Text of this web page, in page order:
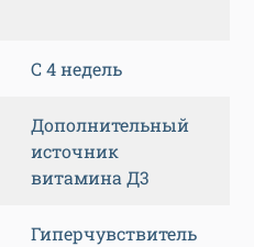
С 4 недель
Дополнительный
источник
витамина Д3
Гиперчувствитель